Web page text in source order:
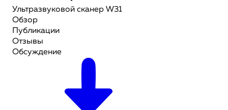
Ультразвуковой сканер W31
Обзор
Публикации
Отзывы
Обсуждение